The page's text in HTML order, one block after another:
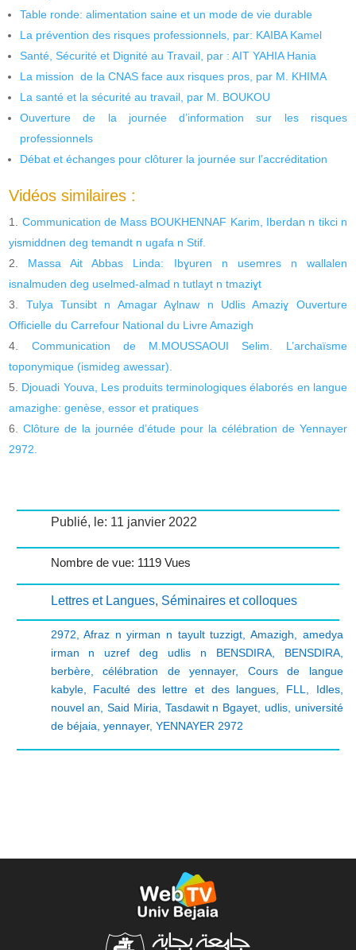
Table ronde: alimentation saine et un mode de vie durable
La prévention des risques professionnels, par: KAIBA Kamel
Santé, Sécurité et Dignité au Travail, par : AIT YAHIA Hania
La mission de la CNAS face aux risques pros, par M. KHIMA
La santé et la sécurité au travail, par M. BOUKOU
Ouverture de la journée d’information sur les risques
professionnels
Débat et échanges pour clôturer la journée sur l’accréditation
Vidéos similaires :
Communication de Mass BOUKHENNAF Karim, Iberdan n tikci n
yismiddnen deg temandt n ugafa n Stif.
Massa Ait Abbas Linda: Ibɣuren n usemres n wallalen
isnalmuden deg uselmed-almad n tutlayt n tmaziɣt
Tulya Tunsibt n Amagar Aɣlnaw n Udlis Amaziɣ Ouverture
Officielle du Carrefour National du Livre Amazigh
Communication de M.MOUSSAOUI Selim. L’archaïsme
toponymique (ismideg awessar).
Djouadi Youva, Les produits terminologiques élaborés en langue
amazighe: genèse, essor et pratiques
Clôture de la journée d’étude pour la célébration de Yennayer
2972.
Publié, le: 11 janvier 2022
Nombre de vue: 1119 Vues
Lettres et Langues, Séminaires et colloques
2972 ,Afraz n yirman n tayult tuzzigt Amazigh
amedya
irman n uzref deg udlis n BENSDIRA, BENSDIRA,
berbère, célébration de yennayer, Cours de langue
kabyle, Faculté des lettre et des langues FLL Idles,
nouvel an
Said Miria Tasdawit n Bgayet udlis, université
de béjaia yennayer, YENNAYER 2972